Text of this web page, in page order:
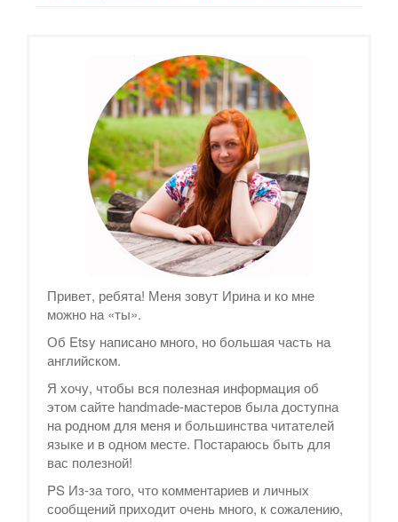
Привет, ребята! Меня зовут Ирина и ко мне
можно на «ты».
Об Etsy написано много, но большая часть на
английском.
Я хочу, чтобы вся полезная информация об
этом сайте handmade-мастеров была доступна
на родном для меня и большинства читателей
языке и в одном месте. Постараюсь быть для
вас полезной!
PS Из-за того, что комментариев и личных
сообщений приходит очень много, к сожалению,